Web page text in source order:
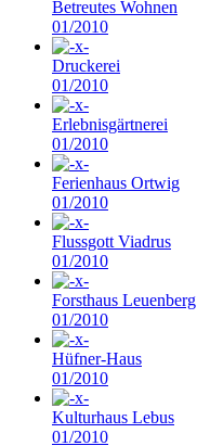
Betreutes Wohnen
01/2010
Druckerei
01/2010
Erlebnisgärtnerei
01/2010
Ferienhaus Ortwig
01/2010
Flussgott Viadrus
01/2010
Forsthaus Leuenberg
01/2010
Hüfner-Haus
01/2010
Kulturhaus Lebus
01/2010